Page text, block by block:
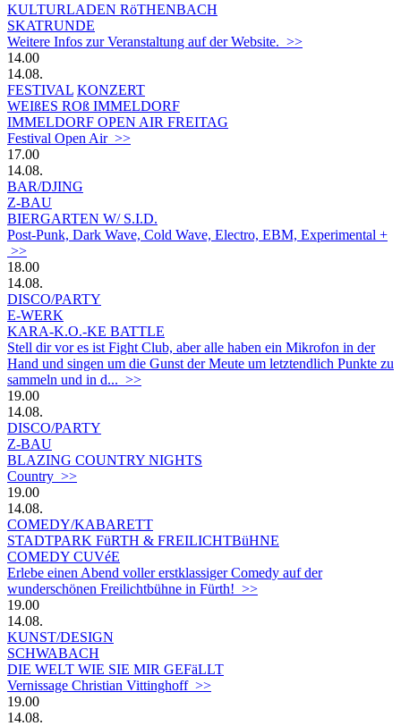
KULTURLADEN RöTHENBACH
SKATRUNDE
Weitere Infos zur Veranstaltung auf der Website. >>
14.00
14.08.
FESTIVAL KONZERT
WEIßES ROß IMMELDORF
IMMELDORF OPEN AIR FREITAG
Festival Open Air >>
17.00
14.08.
BAR/DJING
Z-BAU
BIERGARTEN W/ S.I.D.
Post-Punk, Dark Wave, Cold Wave, Electro, EBM, Experimental +
>>
18.00
14.08.
DISCO/PARTY
E-WERK
KARA-K.O.-KE BATTLE
Stell dir vor es ist Fight Club, aber alle haben ein Mikrofon in der
Hand und singen um die Gunst der Meute um letztendlich Punkte zu
sammeln und in d... >>
19.00
14.08.
DISCO/PARTY
Z-BAU
BLAZING COUNTRY NIGHTS
Country >>
19.00
14.08.
COMEDY/KABARETT
STADTPARK FüRTH & FREILICHTBüHNE
COMEDY CUVéE
Erlebe einen Abend voller erstklassiger Comedy auf der
wunderschönen Freilichtbühne in Fürth! >>
19.00
14.08.
KUNST/DESIGN
SCHWABACH
DIE WELT WIE SIE MIR GEFäLLT
Vernissage Christian Vittinghoff >>
19.00
14.08.